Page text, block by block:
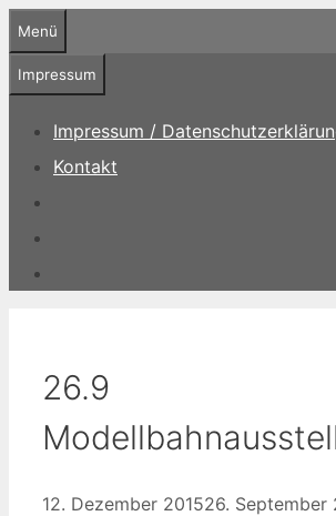
Zum
Inhalt
springen
Menü
Impressum
Impressum /
Kontakt
26.9
12. Dezember 201526. September